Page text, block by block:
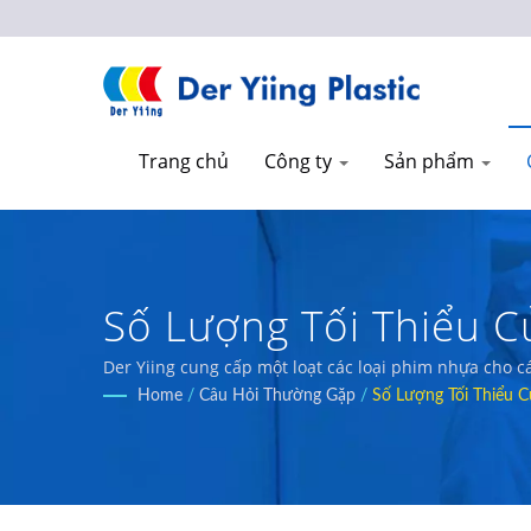
Trang chủ Công ty Sản phẩm
Số Lượng Tối Thiểu
Xuất Phim Nhựa
Der Yiing cung cấp một loạt các loại phim nhựa cho
BOPE, Phim CPP, Phim đa lớp coextruded, Phim băng,
Home / Câu Hỏi Thường Gặp / Số Lượng Tối Thiểu